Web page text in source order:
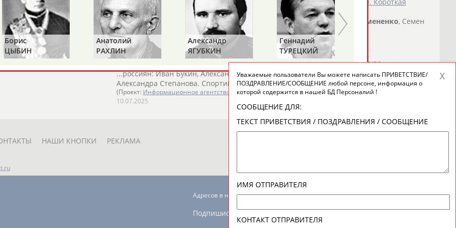
произвольная
программа (прямая видеотрансляция)
...Михаил Полянский, Роман Савосин, Никита Сарновский,Евгений Семененко, Семен
Соловьев, Данил Федосимов, Дамир...
(Проект: Информационное агентство СТАДИОН
15.11.2025
ISU включил Камилу Валиеву в пул допинг-тестирования на сезон-2025/26
...россиян: Иван Букин, Александр Галлямов, Анастасия Мишина,Евгений Семененкои
Александра Степанова. Спортивный...
(Проект: Информационное агентство СТАДИОН )
10.07.2025
НАШИ КНОПКИ РЕКЛАМА
Адресов в новостной рассылке: 996
Подпишись
Борис
ЦЫБИН
Анатолий
РАХЛИН
Александр
ЯГУБКИН
Геннадий
ТУРЕЦКИЙ
Уважаемые пользователи Вы можете написать ПРИВЕТСТВИЕ/
ПОЗДРАВЛЕНИЕ/СООБЩЕНИЕ любой персоне, информация о
которой содержится в нашей БД Персоналий !
СООБЩЕНИЕ ДЛЯ:
ТЕКСТ ПРИВЕТСТВИЯ / ПОЗДРАВЛЕНИЯ / СООБЩЕНИЕ
ИМЯ ОТПРАВИТЕЛЯ
КОНТАКТ ОТПРАВИТЕЛЯ